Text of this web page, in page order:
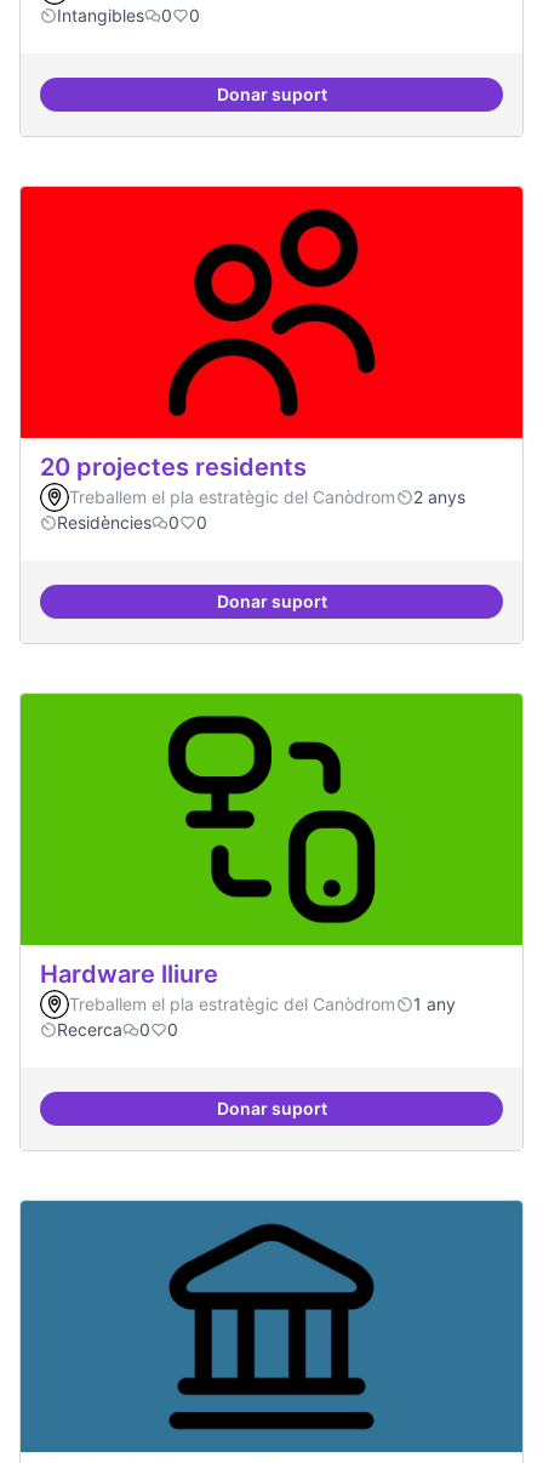
Intangibles 0 0
Donar suportExperiments delirants que ho
20 projectes residents
Treballem el pla estratègic del Canòdrom
2 anys
Residències
0 0
Donar suport20 projectes residents
Hardware lliure
Treballem el pla estratègic del Canòdrom
1 any
Recerca
0 0
Donar suportHardware lliure